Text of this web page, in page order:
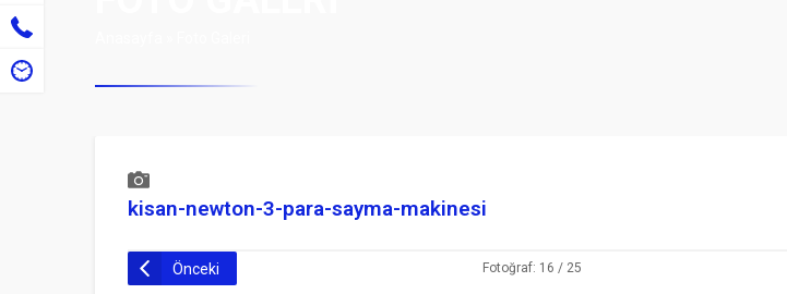
kisan-newton-3-para-sayma-makinesi
Önceki Fotoğraf: 16 / 25